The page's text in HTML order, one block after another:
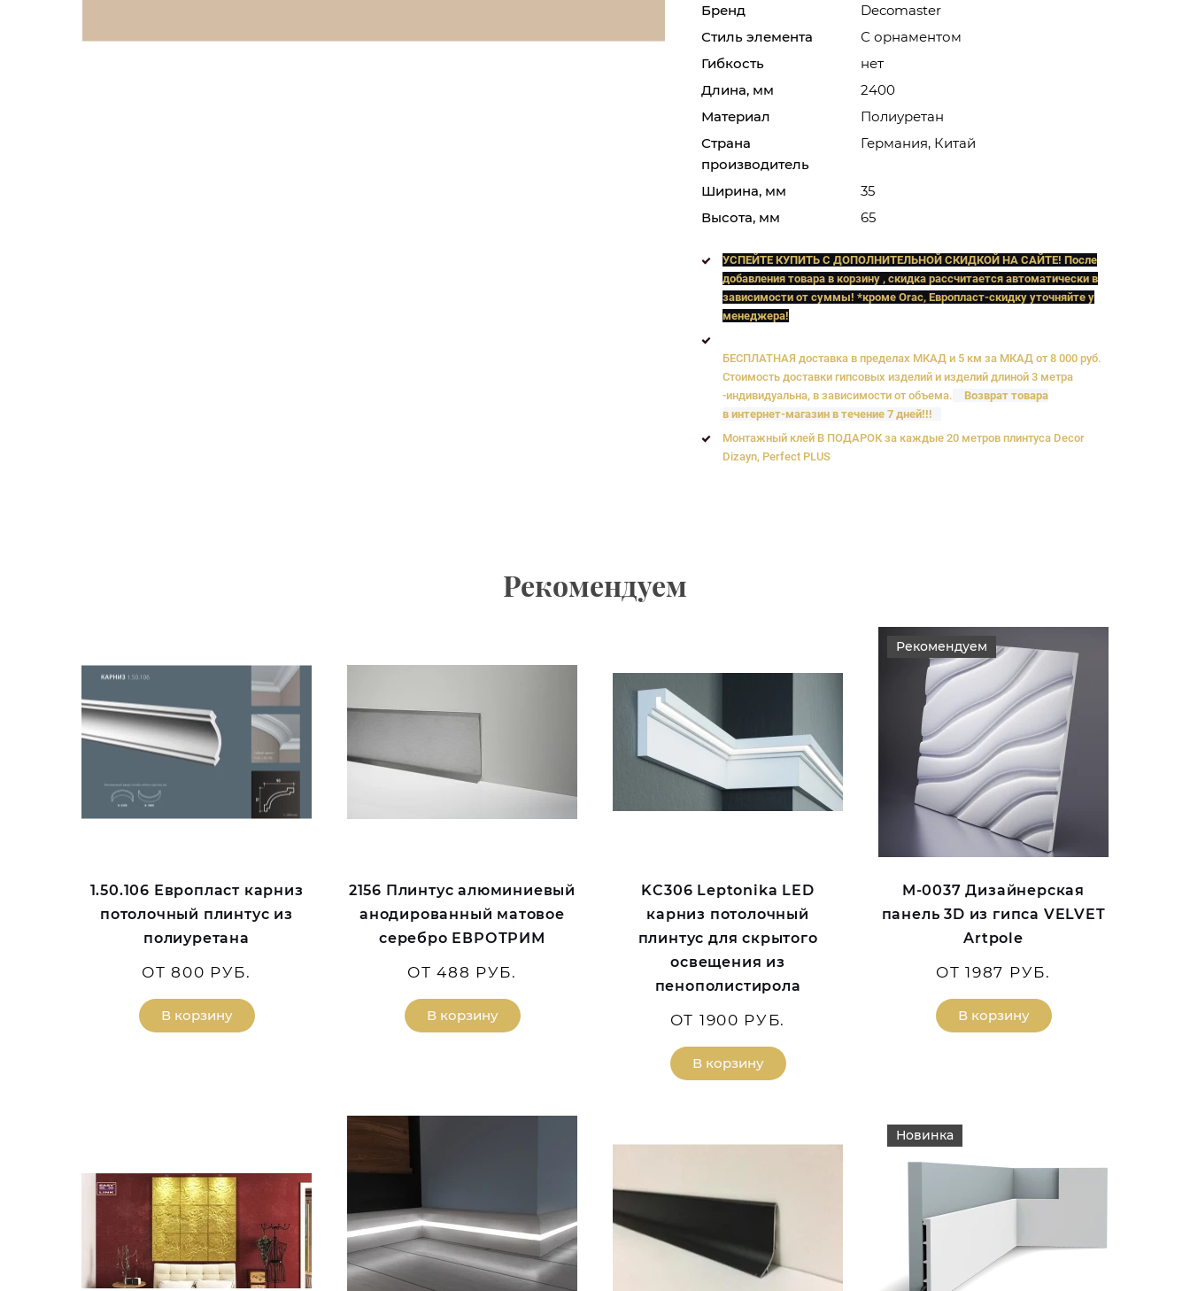
Бренд
Decomaster
Стиль элемента
С орнаментом
Гибкость
нет
Длина, мм
2400
Материал
Полиуретан
Страна
производитель
Германия, Китай
Ширина, мм
35
Высота, мм
65
УСПЕЙТЕ КУПИТЬ C ДОПОЛНИТЕЛЬНОЙ СКИДКОЙ НА САЙТЕ! После
добавления товара в корзину , скидка рассчитается автоматически в
зависимости от суммы! *кроме Orac, Европласт-скидку уточняйте у
менеджера!
БЕСПЛАТНАЯ доставка в пределах МКАД и 5 км за МКАД от 8 000 руб.
Стоимость доставки гипсовых изделий и изделий длиной 3 метра
-индивидуальна, в зависимости от объема.
Возврат товара
в интернет-магазин в течение 7 дней!!!
Монтажный клей В ПОДАРОК за каждые 20 метров плинтуса Decor
Dizayn, Perfect PLUS
Рекомендуем
1.50.106 Европласт карниз
потолочный плинтус из
полиуретана
ОТ 800 РУБ.
В корзину
2156 Плинтус алюминиевый
анодированный матовое
серебро ЕВРОТРИМ
ОТ 488 РУБ.
В корзину
KC306 Leptonika LED
карниз потолочный
плинтус для скрытого
освещения из
пенополистирола
ОТ 1900 РУБ.
В корзину
Рекомендуем
M-0037 Дизайнерская
панель 3D из гипса VELVET
Artpole
ОТ 1987 РУБ.
В корзину
Новинка